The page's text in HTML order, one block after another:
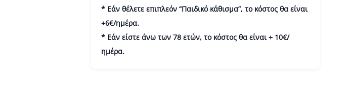
* Εάν θέλετε επιπλεόν “Παιδικό κάθισμα”, το κόστος θα είναι
+6€/ημέρα.
* Εάν είστε άνω των 78 ετών, το κόστος θα είναι + 10€/
ημέρα.